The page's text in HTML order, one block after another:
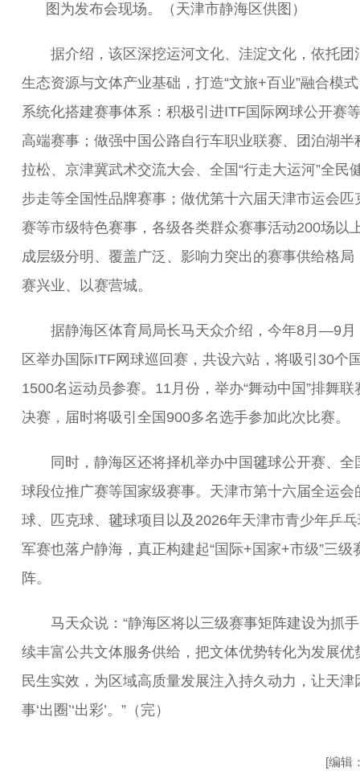
图为发布会现场。（天津市静海区供图）
据介绍，该区深挖运河文化、洼淀文化，依托团
生态资源与文体产业基础，打造“文旅+百业”融合模
系统化搭建赛事体系：积极引进ITF国际网球公开赛
高端赛事；做强中国公路自行车职业联赛、团泊湖半
拉松、京津冀武术交流大会、全国“行走大运河”全民
步走等全国性品牌赛事；做优第十六届天津市运会匹
赛等市级特色赛事，各级各类群众赛事活动200场以
成层级分明、覆盖广泛、影响力突出的赛事供给格局
赛兴业、以赛营城。
据静海区体育局局长马天众介绍，今年8月—9月
区举办国际ITF网球巡回赛，共设六站，将吸引30个
1500名运动员参赛。11月份，举办“舞动中国”排舞联
决赛，届时将吸引全国900多名选手参加此次比赛。
同时，静海区还将择机举办中国毽球公开赛、全
球段位推广赛等国家级赛事。天津市第十六届全运会
球、匹克球、毽球项目以及2026年天津市青少年乒
军赛也落户静海，真正构建起“国际+国家+市级”三级
阵。
马天众说：“静海区将以三级赛事矩阵建设为抓
续丰富公共文体服务供给，把文体优势转化为发展优
民生实效，为区域高质量发展注入持久动力，让天津
事‘出圈’‘出彩’。”（完）
[编辑